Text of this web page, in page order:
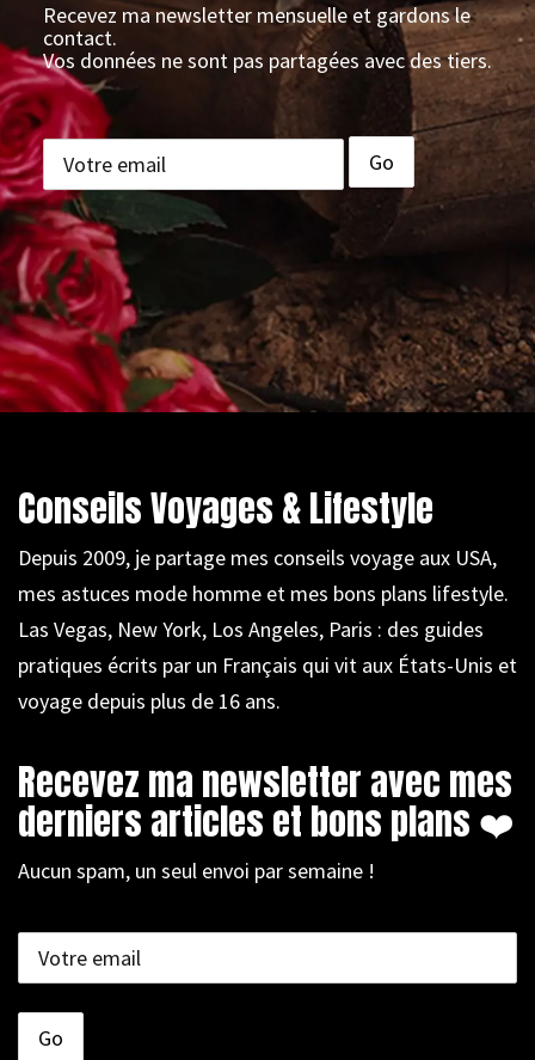
Recevez ma newsletter mensuelle et gardons le
contact.
Vos données ne sont pas partagées avec des tiers.
Conseils Voyages & Lifestyle
Depuis 2009, je partage mes conseils voyage aux USA,
mes astuces mode homme et mes bons plans lifestyle.
Las Vegas, New York, Los Angeles, Paris : des guides
pratiques écrits par un Français qui vit aux États-Unis et
voyage depuis plus de 16 ans.
Recevez ma newsletter avec mes
derniers articles et bons plans ❤️
Aucun spam, un seul envoi par semaine !